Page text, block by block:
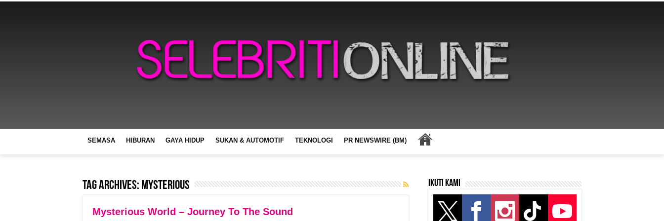
SEMASA HIBURAN GAYA HIDUP SUKAN & AUTOMOTIF TEKNOLOGI PR NEWSWIRE (BM)
Tag Archives: Mysterious
Mysterious World – Journey To The Sound
Ikuti kami